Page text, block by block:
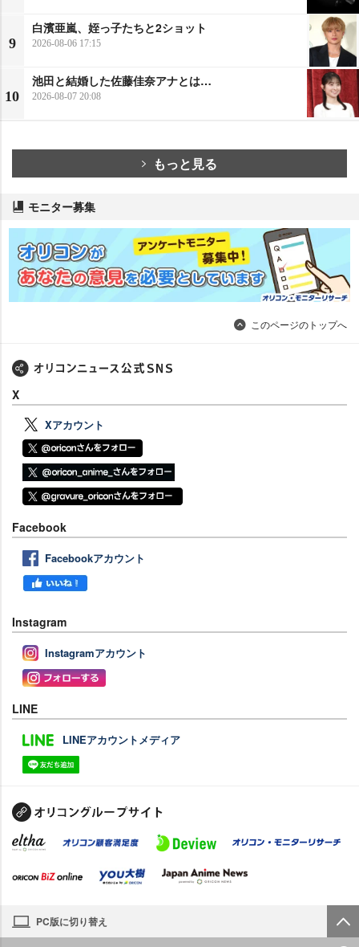
9
白濱亜嵐、姪っ子たちと2ショット
2026-08-06 17:15
10
池田と結婚した佐藤佳奈アナとは…
2026-08-07 20:08
もっと見る
モニター募集
このページのトップへ
X
Xアカウント
Facebook
Facebookアカウント
Instagram
Instagramアカウント
LINE
LINEアカウントメディア
PC版に切り替え